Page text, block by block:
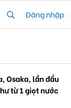
Đăng nhập
Osaka, lần đầu
từ 1 giọt nước